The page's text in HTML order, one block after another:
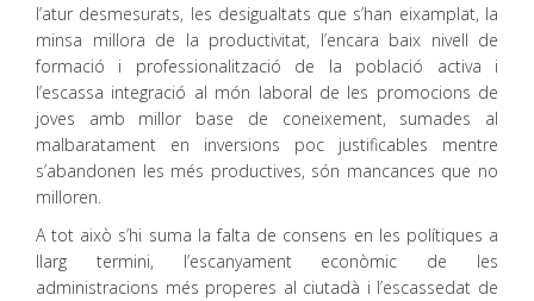
l’atur desmesurats, les desigualtats que s’han eixamplat, la
minsa millora de la productivitat, l’encara baix nivell de
formació i professionalització de la població activa i
l’escassa integració al món laboral de les promocions de
joves amb millor base de coneixement, sumades al
malbaratament en inversions poc justificables mentre
s’abandonen les més productives, són mancances que no
milloren.
A tot això s’hi suma la falta de consens en les polítiques a
llarg termini, l’escanyament econòmic de les
administracions més properes al ciutadà i l’escassedat de